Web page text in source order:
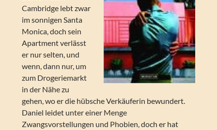
Cambridge lebt zwar
im sonnigen Santa
Monica, doch sein
Apartment verlässt
er nur selten, und
wenn, dann nur, um
zum Drogeriemarkt
in der Nähe zu
gehen, wo er die hübsche Verkäuferin bewundert.
Daniel leidet unter einer Menge
Zwangsvorstellungen und Phobien, doch er hat